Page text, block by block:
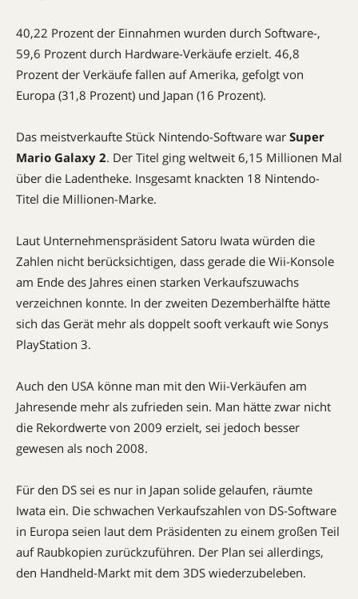
40,22 Prozent der Einnahmen wurden durch Software-,
59,6 Prozent durch Hardware-Verkäufe erzielt. 46,8
Prozent der Verkäufe fallen auf Amerika, gefolgt von
Europa (31,8 Prozent) und Japan (16 Prozent).
Das meistverkaufte Stück Nintendo-Software war Super
Mario Galaxy 2. Der Titel ging weltweit 6,15 Millionen Mal
über die Ladentheke. Insgesamt knackten 18 Nintendo-
Titel die Millionen-Marke.
Laut Unternehmenspräsident Satoru Iwata würden die
Zahlen nicht berücksichtigen, dass gerade die Wii-Konsole
am Ende des Jahres einen starken Verkaufszuwachs
verzeichnen konnte. In der zweiten Dezemberhälfte hätte
sich das Gerät mehr als doppelt sooft verkauft wie Sonys
PlayStation 3.
Auch den USA könne man mit den Wii-Verkäufen am
Jahresende mehr als zufrieden sein. Man hätte zwar nicht
die Rekordwerte von 2009 erzielt, sei jedoch besser
gewesen als noch 2008.
Für den DS sei es nur in Japan solide gelaufen, räumte
Iwata ein. Die schwachen Verkaufszahlen von DS-Software
in Europa seien laut dem Präsidenten zu einem großen Teil
auf Raubkopien zurückzuführen. Der Plan sei allerdings,
den Handheld-Markt mit dem 3DS wiederzubeleben.